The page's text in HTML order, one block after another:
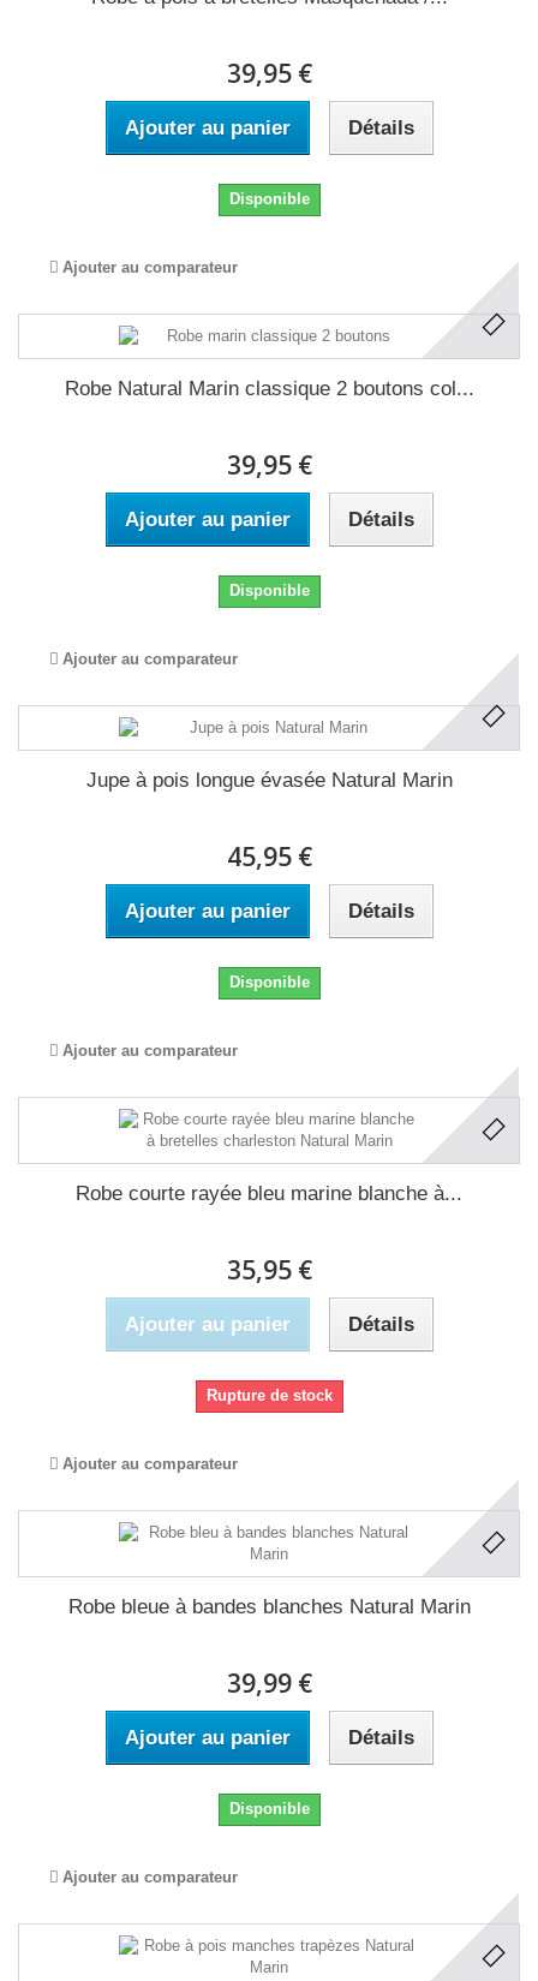
39,95 €
Ajouter au panier Détails
Disponible
Ajouter au comparateur
Robe Natural Marin classique 2 boutons col...
39,95 €
Ajouter au panier Détails
Disponible
Ajouter au comparateur
Jupe à pois longue évasée Natural Marin
45,95 €
Ajouter au panier Détails
Disponible
Ajouter au comparateur
Robe courte rayée bleu marine blanche à...
35,95 €
Ajouter au panier Détails
Rupture de stock
Ajouter au comparateur
Robe bleue à bandes blanches Natural Marin
39,99 €
Ajouter au panier Détails
Disponible
Ajouter au comparateur